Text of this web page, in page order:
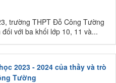
trường THPT Đỗ Công Tường
với ba khối lớp 10, 11 và...
2023 - 2024 của thầy và trò
Tường